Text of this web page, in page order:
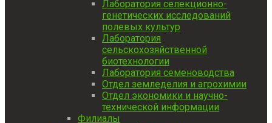
Лаборатория селекционно-
генетических исследований
полевых культур
Лаборатория
сельскохозяйственной
биотехнологии
Лаборатория семеноводства
Отдел земледелия и агрохимии
Отдел экономики и научно-
технической информации
Филиалы